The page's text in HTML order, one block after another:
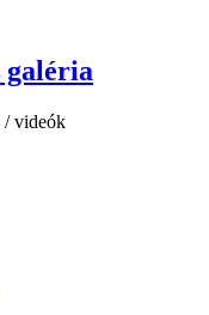
galéria
/ videók